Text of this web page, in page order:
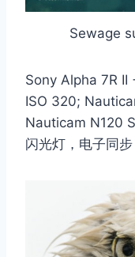
Sewage
Sony Alpha 7R
ISO 320;
Nauticam N120
闪光灯，电子同步